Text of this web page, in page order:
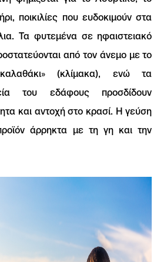
ποικιλίες που ευδοκιμούν στα
Τα φυτεμένα σε ηφαιστειακό
από τον άνεμο με το
(κλίμακα), ενώ τα
του εδάφους προσδίδουν
και αντοχή στο κρασί. Η γεύση
άρρηκτα με τη γη και την